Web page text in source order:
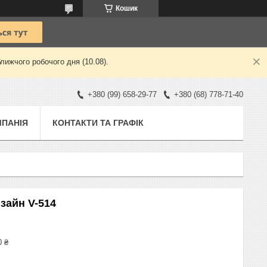
Кошик
робочого дня (10.08).
+380 (99) 658-29-77 +380 (68) 778-71-40
КОНТАКТИ ТА ГРАФІК
V-514
₴